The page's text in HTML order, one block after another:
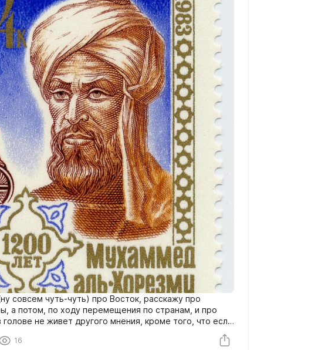
совсем чуть-чуть) про Восток, расскажу про
а потом, по ходу перемещения по странам, и про
голове не живет другого мнения, кроме того, что если
мару предложений, устный счёт и различать
16